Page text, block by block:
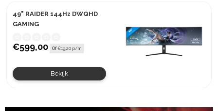
49" RAIDER 144Hz DWQHD
GAMING
€599,00 Of€19,20 p/m
Bekijk